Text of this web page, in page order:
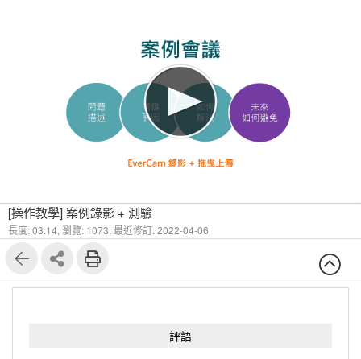
[操作教學] 案例錄影 + 測驗
長度: 03:14, 瀏覽: 1073, 最近修訂: 2022-04-06
評語